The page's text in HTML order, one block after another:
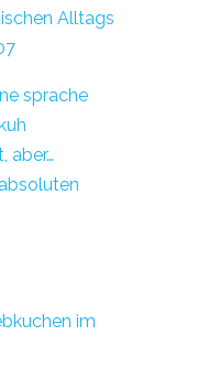
Alltags
sprache
aber…
im